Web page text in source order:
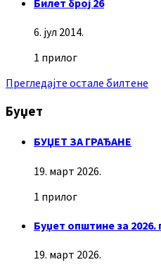
Билет број 26
6. јул 2014.
1 прилог
Прегледајте остале билтене
Буџет
БУЏЕТ ЗА ГРАЂАНЕ
19. март 2026.
1 прилог
Буџет општине за 2026.
19. март 2026.